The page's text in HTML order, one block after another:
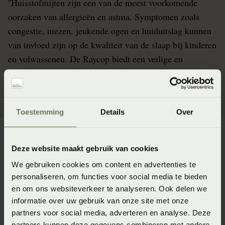
Toestemming Details Over
Deze website maakt gebruik van cookies
We gebruiken cookies om content en advertenties te
personaliseren, om functies voor social media te bieden
en om ons websiteverkeer te analyseren. Ook delen we
informatie over uw gebruik van onze site met onze
partners voor social media, adverteren en analyse. Deze
''Huisstofmijten zijn een van de meest voorkomende
oorzaken van allergieën en astma. Symptomen zoals
congestie, niezen, jeukende ogen en huiduitslag kunnen
van invloed zijn op de kwaliteit van de slaap bij kinderen
en volwassenen. De Raycop biedt een veilige en
effectieve oplossing.''
SCHOON TOT IN DE VEZELS
De Raycop is een koelbloedige killer die efficiënt
doordringt tot in het diepste van het kussen en matras.
Met zijn tril membramen schudt de Raycop de mijten los